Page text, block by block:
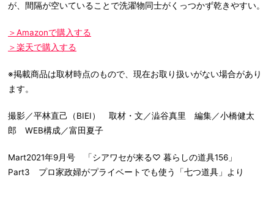
が、間隔が空いていることで洗濯物同士がくっつかず乾きやすい。
＞Amazonで購入する
＞楽天で購入する
※掲載商品は取材時点のもので、現在お取り扱いがない場合があり
ます。
撮影／平林直己（BIEI） 取材・文／澁谷真里 編集／小橋健太
郎 WEB構成／富田夏子
Mart2021年9月号 「シアワセが来る♡ 暮らしの道具156」
Part3 プロ家政婦がプライベートでも使う「七つ道具」より